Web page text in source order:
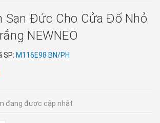
Sạn Đức Cho Cửa Đố Nhỏ
NEWNEO
SP: M116E98 BN/PH
đang được cập nhật